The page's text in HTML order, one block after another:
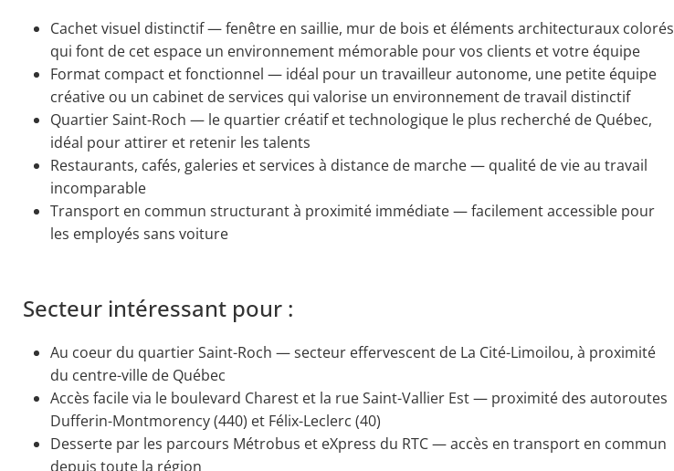
Cachet visuel distinctif — fenêtre en saillie, mur de bois et éléments architecturaux colorés
qui font de cet espace un environnement mémorable pour vos clients et votre équipe
Format compact et fonctionnel — idéal pour un travailleur autonome, une petite équipe
créative ou un cabinet de services qui valorise un environnement de travail distinctif
Quartier Saint-Roch — le quartier créatif et technologique le plus recherché de Québec,
idéal pour attirer et retenir les talents
Restaurants, cafés, galeries et services à distance de marche — qualité de vie au travail
incomparable
Transport en commun structurant à proximité immédiate — facilement accessible pour
les employés sans voiture
Secteur intéressant pour :
Au coeur du quartier Saint-Roch — secteur effervescent de La Cité-Limoilou, à proximité
du centre-ville de Québec
Accès facile via le boulevard Charest et la rue Saint-Vallier Est — proximité des autoroutes
Dufferin-Montmorency (440) et Félix-Leclerc (40)
Desserte par les parcours Métrobus et eXpress du RTC — accès en transport en commun
depuis toute la région